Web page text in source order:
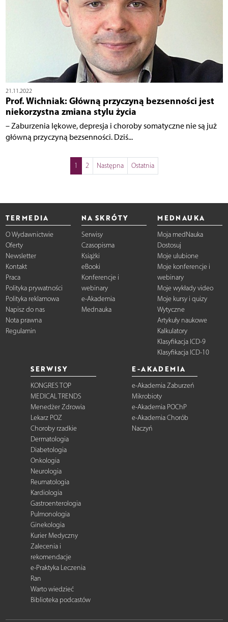
21.11.2022
Prof. Wichniak: Główną przyczyną bezsenności jest
niekorzystna zmiana stylu życia
– Zaburzenia lękowe, depresja i choroby somatyczne nie są już
główną przyczyną bezsenności. Dziś...
1 2 Następna Ostatnia
TERMEDIA
O Wydawnictwie
Oferty
Newsletter
Kontakt
Praca
Polityka prywatności
Polityka reklamowa
Napisz do nas
Nota prawna
Regulamin
NA SKRÓTY
Serwisy
Czasopisma
Książki
eBooki
Konferencje i
webinary
e-Akademia
Mednauka
MEDNAUKA
Moja medNauka
Dostosuj
Moje ulubione
Moje konferencje i
webinary
Moje wykłady video
Moje kursy i quizy
Wytyczne
Artykuły naukowe
Kalkulatory
Klasyfikacja ICD-9
Klasyfikacja ICD-10
SERWISY
KONGRES TOP
MEDICAL TRENDS
Menedżer Zdrowia
Lekarz POZ
Choroby rzadkie
Dermatologia
Diabetologia
Onkologia
Neurologia
Reumatologia
Kardiologia
Gastroenterologia
Pulmonologia
Ginekologia
Kurier Medyczny
Zalecenia i
rekomendacje
e-Praktyka Leczenia
Ran
Warto wiedzieć
Biblioteka podcastów
E-AKADEMIA
e-Akademia Zaburzeń
Mikrobioty
e-Akademia POChP
e-Akademia Chorób
Naczyń